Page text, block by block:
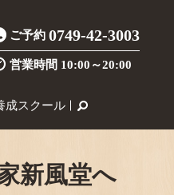
ご予約 0749-42-3003
営業時間 10:00～20:00
成スクール
新風堂へ